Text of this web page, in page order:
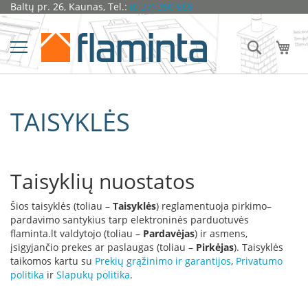
Pereiti
turinio
Baltų pr. 26, Kaunas, Tel.: (0 37) 390 909
Ieškoti
Židiniai
Ž
i
i
o
u
ė
s
D
o
r
a
TAISYKLĖS
Taisyklių nuostatos
Šios taisyklės (toliau – Taisyklės) reglamentuoja pirkimo–
pardavimo santykius tarp elektroninės parduotuvės
flaminta.lt valdytojo (toliau – Pardavėjas) ir asmens,
įsigyjančio prekes ar paslaugas (toliau – Pirkėjas). Taisyklės
taikomos kartu su Prekių grąžinimo ir garantijos, Privatumo
politika ir Slapukų politika.